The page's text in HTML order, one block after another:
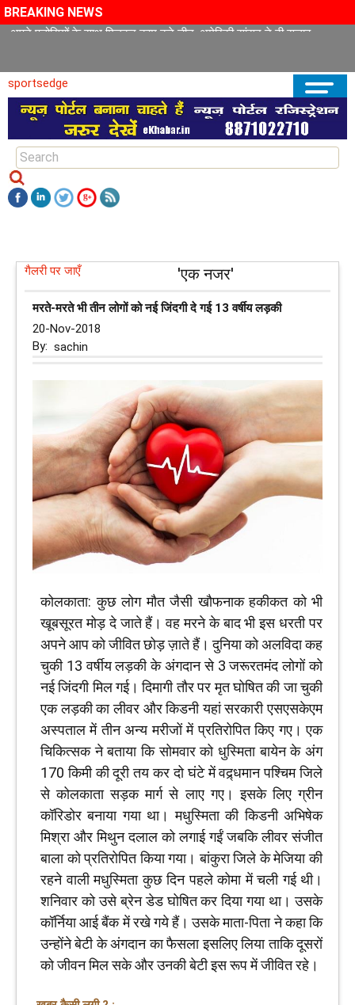
BREAKING NEWS
अपने पड़ोसियों के साथ मिलकर काम करे चीन, अमेरिकी सांसद ने दी सलाह
sportsedge
गैलरी पर जाएँ 'एक नजर'
मरते-मरते भी तीन लोगों को नई जिंदगी दे गई 13 वर्षीय लड़की
20-Nov-2018
By: sachin
कोलकाता: कुछ लोग मौत जैसी खौफनाक हकीकत को भी
खूबसूरत मोड़ दे जाते हैं। वह मरने के बाद भी इस धरती पर
अपने आप को जीवित छोड़ ज़ाते हैं। दुनिया को अलविदा कह
चुकी 13 वर्षीय लड़की के अंगदान से 3 जरूरतमंद लोगों को
नई जिंदगी मिल गई। दिमागी तौर पर मृत घोषित की जा चुकी
एक लड़की का लीवर और किडनी यहां सरकारी एसएसकेएम
अस्पताल में तीन अन्य मरीजों में प्रतिरोपित किए गए। एक
चिकित्सक ने बताया कि सोमवार को धुस्मिता बायेन के अंग
170 किमी की दूरी तय कर दो घंटे में वद्र्धमान पश्चिम जिले
से कोलकाता सड़क मार्ग से लाए गए। इसके लिए ग्रीन
कॉरिडोर बनाया गया था। मधुस्मिता की किडनी अभिषेक
मिश्रा और मिथुन दलाल को लगाई गईं जबकि लीवर संजीत
बाला को प्रतिरोपित किया गया। बांकुरा जिले के मेजिया की
रहने वाली मधुस्मिता कुछ दिन पहले कोमा में चली गई थी।
शनिवार को उसे ब्रेन डेड घोषित कर दिया गया था। उसके
कॉर्निया आई बैंक में रखे गये हैं। उसके माता-पिता ने कहा कि
उन्होंने बेटी के अंगदान का फैसला इसलिए लिया ताकि दूसरों
को जीवन मिल सके और उनकी बेटी इस रूप में जीवित रहे।